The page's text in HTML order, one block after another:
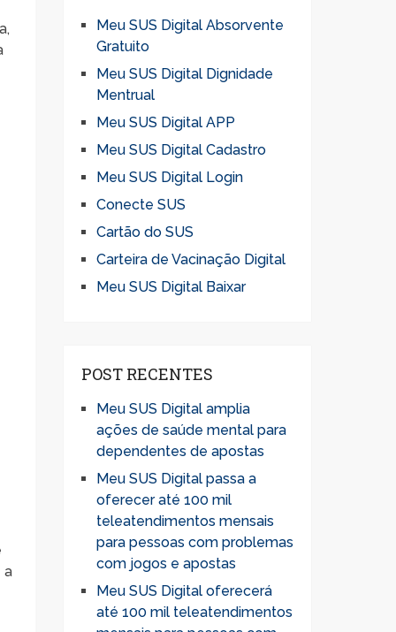
a
Meu SUS Digital Absorvente
Gratuito
Meu SUS Digital Dignidade
Mentrual
Meu SUS Digital APP
Meu SUS Digital Cadastro
Meu SUS Digital Login
Conecte SUS
Cartão do SUS
Carteira de Vacinação Digital
Meu SUS Digital Baixar
POST RECENTES
Meu SUS Digital amplia
ações de saúde mental para
dependentes de apostas
Meu SUS Digital passa a
oferecer até 100 mil
teleatendimentos mensais
para pessoas com problemas
com jogos e apostas
Meu SUS Digital oferecerá
até 100 mil teleatendimentos